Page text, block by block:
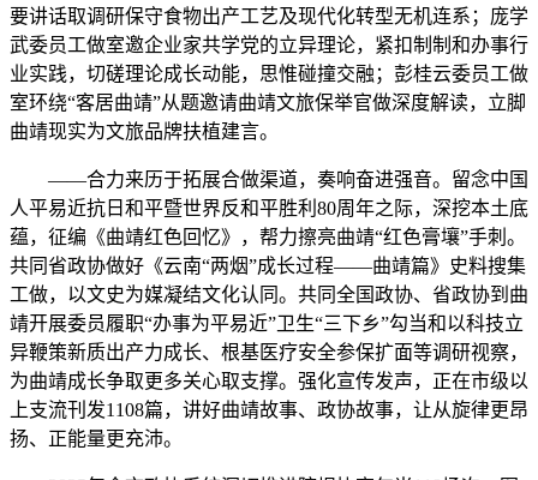
要讲话取调研保守食物出产工艺及现代化转型无机连系；庞学
武委员工做室邀企业家共学党的立异理论，紧扣制制和办事行
业实践，切磋理论成长动能，思惟碰撞交融；彭桂云委员工做
室环绕“客居曲靖”从题邀请曲靖文旅保举官做深度解读，立脚
曲靖现实为文旅品牌扶植建言。
——合力来历于拓展合做渠道，奏响奋进强音。留念中国
人平易近抗日和平暨世界反和平胜利80周年之际，深挖本土底
蕴，征编《曲靖红色回忆》，帮力擦亮曲靖“红色膏壤”手刺。
共同省政协做好《云南“两烟”成长过程——曲靖篇》史料搜集
工做，以文史为媒凝结文化认同。共同全国政协、省政协到曲
靖开展委员履职“办事为平易近”卫生“三下乡”勾当和以科技立
异鞭策新质出产力成长、根基医疗安全参保扩面等调研视察，
为曲靖成长争取更多关心取支撑。强化宣传发声，正在市级以
上支流刊发1108篇，讲好曲靖故事、政协故事，让从旋律更昂
扬、正能量更充沛。